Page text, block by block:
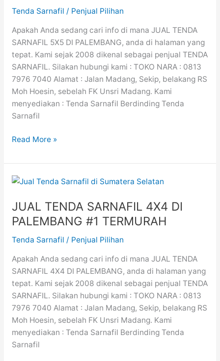
Tenda Sarnafil / Penjual Pilihan
Apakah Anda sedang cari info di mana JUAL TENDA
SARNAFIL 5X5 DI PALEMBANG, anda di halaman yang
tepat. Kami sejak 2008 dikenal sebagai penjual TENDA
SARNAFIL. Silakan hubungi kami : TOKO NARA : 0813
7976 7040 Alamat : Jalan Madang, Sekip, belakang RS
Moh Hoesin, sebelah FK Unsri Madang. Kami
menyediakan : Tenda Sarnafil Berdinding Tenda
Sarnafil
PALEMBANG
#1
TERMURAH
Read More »
JUAL TENDA SARNAFIL 4X4 DI
PALEMBANG #1 TERMURAH
Tenda Sarnafil / Penjual Pilihan
Apakah Anda sedang cari info di mana JUAL TENDA
SARNAFIL 4X4 DI PALEMBANG, anda di halaman yang
tepat. Kami sejak 2008 dikenal sebagai penjual TENDA
SARNAFIL. Silakan hubungi kami : TOKO NARA : 0813
7976 7040 Alamat : Jalan Madang, Sekip, belakang RS
Moh Hoesin, sebelah FK Unsri Madang. Kami
menyediakan : Tenda Sarnafil Berdinding Tenda
Sarnafil
JUAL
SARNAFIL
4X4
PALEMBANG
#1
TERMURAH